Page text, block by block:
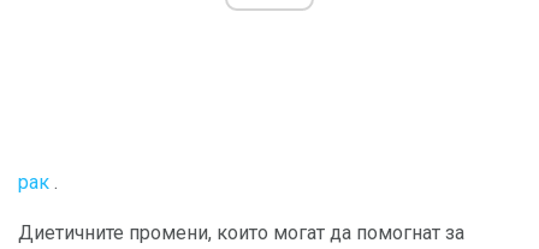
рак .
Диетичните промени, които могат да помогнат за